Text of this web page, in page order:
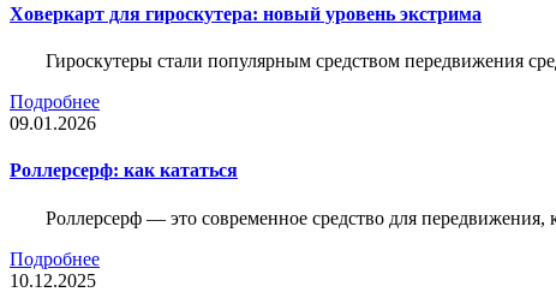
Ховеркарт для гироскутера: новый уровень экстрима
Гироскутеры стали популярным средством передвижения
Подробнее
09.01.2026
Роллерсерф: как кататься
Роллерсерф — это современное средство для передвижения,
Подробнее
10.12.2025